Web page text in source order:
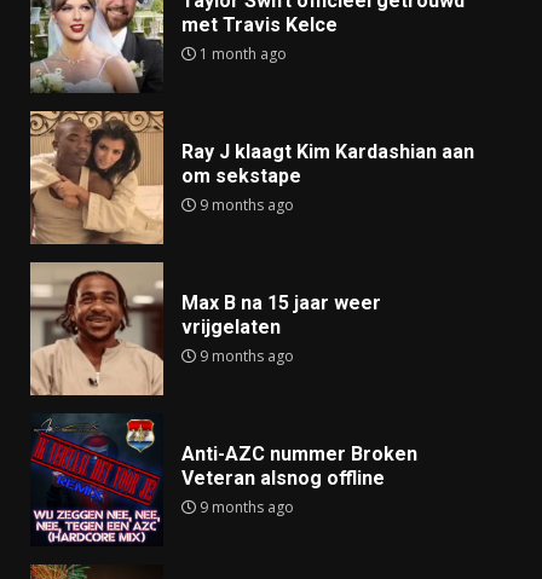
met Travis Kelce
1 month ago
Ray J klaagt Kim Kardashian aan
om sekstape
9 months ago
Max B na 15 jaar weer
vrijgelaten
9 months ago
Anti-AZC nummer Broken
Veteran alsnog offline
9 months ago